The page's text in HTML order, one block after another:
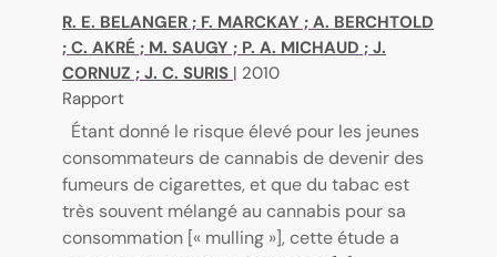
R. E. BELANGER ; F. MARCKAY ; A. BERCHTOLD
; C. AKRÉ ; M. SAUGY ; P. A. MICHAUD ; J.
CORNUZ ; J. C. SURIS | 2010
Rapport
Étant donné le risque élevé pour les jeunes
consommateurs de cannabis de devenir des
fumeurs de cigarettes, et que du tabac est
très souvent mélangé au cannabis pour sa
consommation [« mulling »], cette étude a